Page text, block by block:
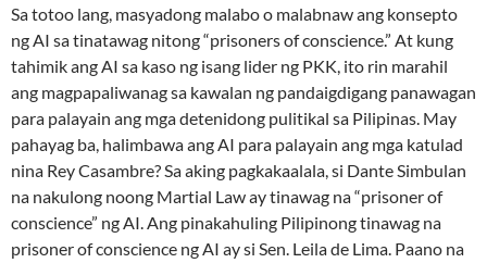
Sa totoo lang, masyadong malabo o malabnaw ang konsepto
ng AI sa tinatawag nitong “prisoners of conscience.” At kung
tahimik ang AI sa kaso ng isang lider ng PKK, ito rin marahil
ang magpapaliwanag sa kawalan ng pandaigdigang panawagan
para palayain ang mga detenidong pulitikal sa Pilipinas. May
pahayag ba, halimbawa ang AI para palayain ang mga katulad
nina Rey Casambre? Sa aking pagkakaalala, si Dante Simbulan
na nakulong noong Martial Law ay tinawag na “prisoner of
conscience” ng AI. Ang pinakahuling Pilipinong tinawag na
prisoner of conscience ng AI ay si Sen. Leila de Lima. Paano na